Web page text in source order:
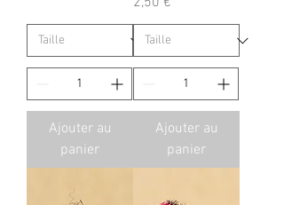
Ajouter au
panier
Ajouter au
panier